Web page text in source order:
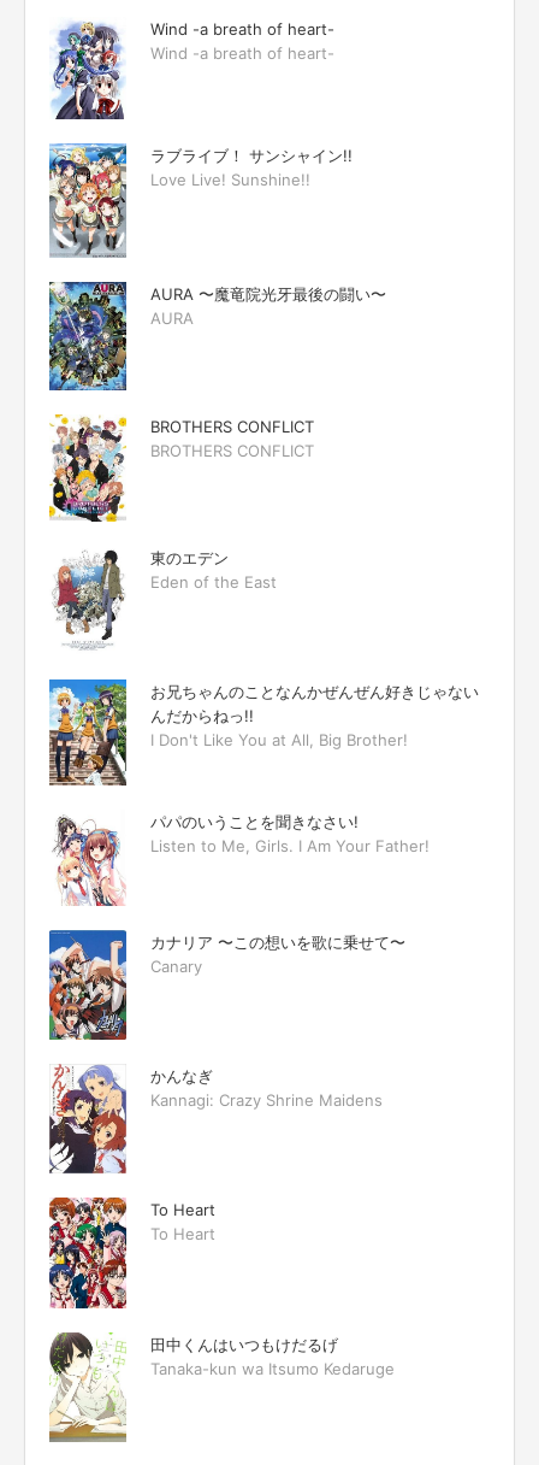
Wind -a breath of heart-
Wind -a breath of heart-
ラブライブ！ サンシャイン!!
Love Live! Sunshine!!
AURA 〜魔竜院光牙最後の闘い〜
AURA
BROTHERS CONFLICT
BROTHERS CONFLICT
東のエデン
Eden of the East
お兄ちゃんのことなんかぜんぜん好きじゃない
んだからねっ!!
I Don't Like You at All, Big Brother!
パパのいうことを聞きなさい!
Listen to Me, Girls. I Am Your Father!
カナリア 〜この想いを歌に乗せて〜
Canary
かんなぎ
Kannagi: Crazy Shrine Maidens
To Heart
To Heart
田中くんはいつもけだるげ
Tanaka-kun wa Itsumo Kedaruge